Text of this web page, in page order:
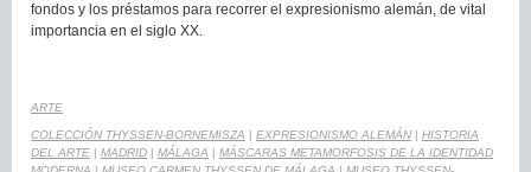
fondos y los préstamos para recorrer el expresionismo alemán, de vital
importancia en el siglo XX.
ARTE
COLECCIÓN THYSSEN-BORNEMISZA | EXPRESIONISMO ALEMÁN | HISTORIA
DEL ARTE | MADRID | MÁLAGA | MÁSCARAS METAMORFOSIS DE LA IDENTIDAD